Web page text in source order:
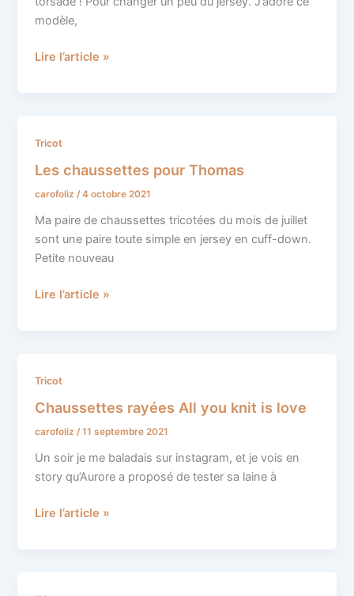
modèle,
Lire l’article »
Tricot
Les chaussettes pour Thomas
carofoliz/4 octobre 2021
Ma paire de chaussettes tricotées du mois de juillet
sont une paire toute simple en jersey en cuff-down.
Petite nouveau
Les
chaussettes
pour
Thomas
Lire l’article »
Tricot
Chaussettes rayées All you knit is love
carofoliz/11 septembre 2021
Un soir je me baladais sur instagram, et je vois en
story qu’Aurore a proposé de tester sa laine à
Chaussettes
rayées
All
you
knit
is
Lire l’article »